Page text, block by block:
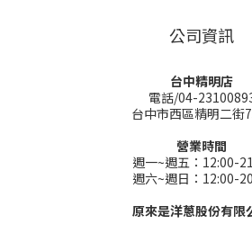
公司資訊
台中精明店
電話/04-
台中市西區精明二街
營業時間
週一~週五：12:00-
週六~週日：12:00-
原來是洋蔥股份有限